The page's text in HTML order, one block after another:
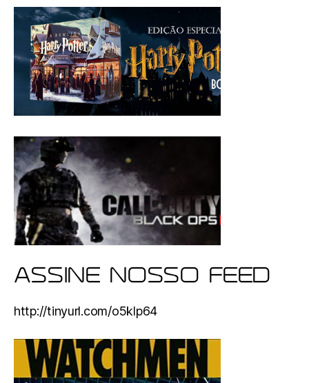
ASSINE NOSSO FEED
http://tinyurl.com/o5klp64